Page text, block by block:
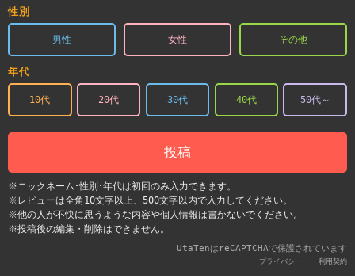
性別
男性 女性 その他
年代
10代 20代 30代 40代 50代～
投稿
※ニックネーム･性別･年代は初回のみ入力できます。
※レビューは全角10文字以上、500文字以内で入力してください。
※他の人が不快に思うような内容や個人情報は書かないでください。
※投稿後の編集・削除はできません。
UtaTenはreCAPTCHAで保護されています
プライバシー - 利用契約